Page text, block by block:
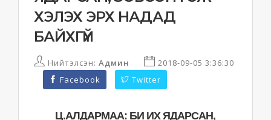
ХЭЛЭХ ЭРХ НАДАД
БАЙХГҮЙ
Нийтэлсэн: Админ
2018-09-05 3:36:30
Facebook
Twitter
Ц.АЛДАРМАА: БИ ИХ ЯДАРСАН,